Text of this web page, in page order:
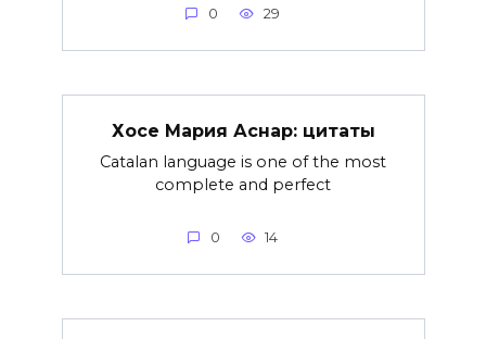
0 29
Хосе Мария Аснар: цитаты
Catalan language is one of the most
complete and perfect
0 14